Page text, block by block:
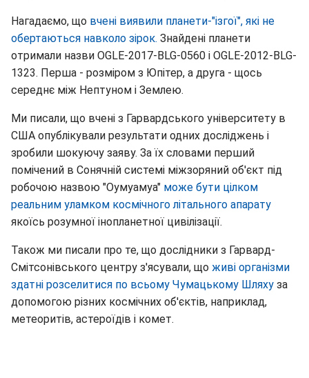
Нагадаємо, що вчені виявили планети-"ізгої", які не
обертаються навколо зірок. Знайдені планети
отримали назви OGLE-2017-BLG-0560 і OGLE-2012-BLG-
1323. Перша - розміром з Юпітер, а друга - щось
середнє між Нептуном і Землею.
Ми писали, що вчені з Гарвардського університету в
США опублікували результати одних досліджень і
зробили шокуючу заяву. За їх словами перший
помічений в Сонячній системі міжзоряний об'єкт під
робочою назвою "Оумуамуа" може бути цілком
реальним уламком космічного літального апарату
якоїсь розумної інопланетної цивілізації.
Також ми писали про те, що дослідники з Гарвард-
Смітсонівського центру з'ясували, що живі організми
здатні розселитися по всьому Чумацькому Шляху за
допомогою різних космічних об'єктів, наприклад,
метеоритів, астероїдів і комет.